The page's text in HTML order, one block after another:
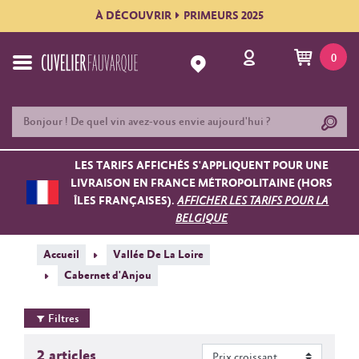
À DÉCOUVRIR PRIMEURS 2025
0
LES TARIFS AFFICHÉS S'APPLIQUENT POUR UNE
LIVRAISON EN FRANCE MÉTROPOLITAINE (HORS
ÎLES FRANÇAISES).AFFICHER LES TARIFS POUR LA
BELGIQUE
Accueil
Vallée De La Loire
Cabernet d'Anjou
Filtres
Contenance